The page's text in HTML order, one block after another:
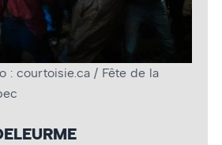
: courtoisie.ca / Fête de la